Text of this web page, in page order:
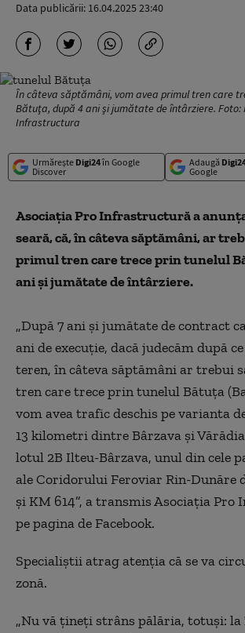
Data publicării: 16.04.2025 23:40
În câteva săptămâni, vom avea primul tren care
Bătuţa, după 4 ani şi jumătate de întârziere. Foto:
Infrastructura
Urmărește Digi24în Google
Discover
Adaugă
Google
Asociaţia Pro Infrastructură a
seară, că, în câteva săptămâni, ar
primul tren care trece prin tunelul
ani şi jumătate de întârziere.
„După 7 ani şi jumătate de contract
ani de execuţie, dacă judecăm după
teren, în câteva săptămâni ar trebui
tren care trece prin tunelul Bătuţa
vom avea trafic deschis pe varianta
13 kilometri dintre Bârzava şi
lotul 2B Ilteu-Bârzava, unul din cele
ale Coridorului Feroviar Rin-Dunăre
şi KM 614”, a transmis Asociaţia
pe pagina de Facebook.
Specialiştii atrag atenția că se va
zonă.
„Nu vă ţineţi strâns pălăria, totuşi: la